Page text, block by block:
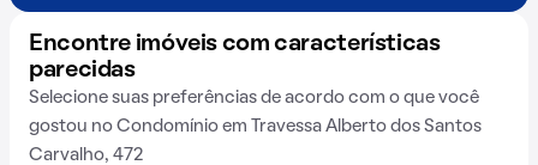
Encontre imóveis com características
parecidas
Selecione suas preferências de acordo com o que você
gostou no Condomínio em Travessa Alberto dos Santos
Carvalho, 472